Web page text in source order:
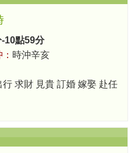
10點59分
時沖辛亥
行 求財 見貴 訂婚 嫁娶 赴任